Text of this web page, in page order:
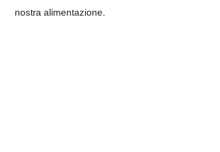
nostra alimentazione.